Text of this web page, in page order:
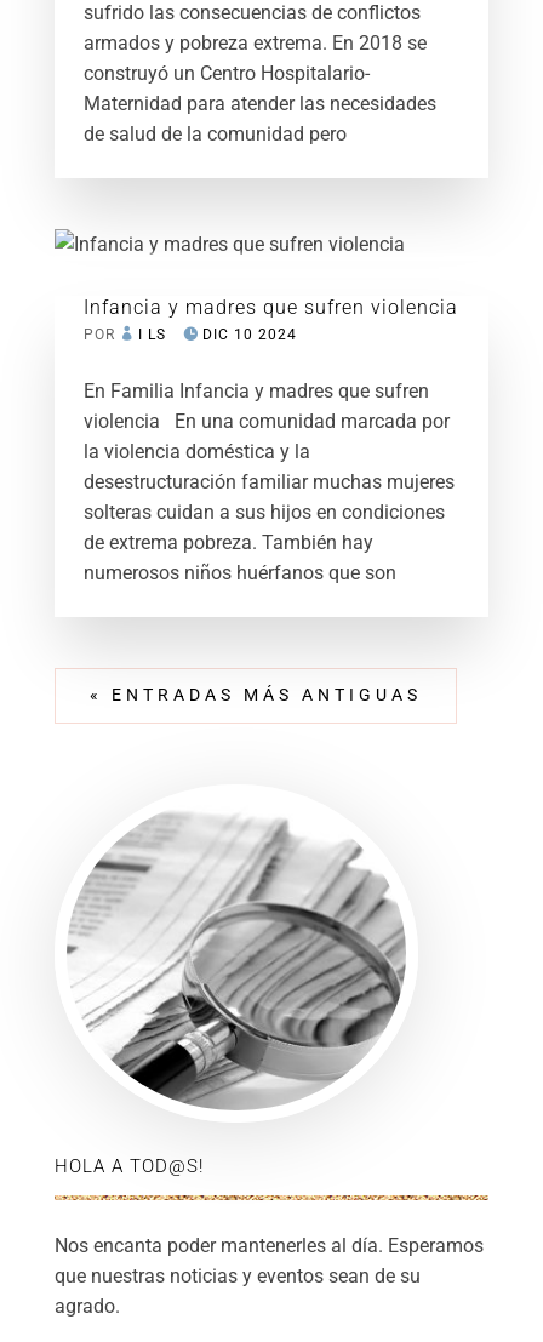
sufrido las consecuencias de conflictos
armados y pobreza extrema. En 2018 se
construyó un Centro Hospitalario-
Maternidad para atender las necesidades
de salud de la comunidad pero
Infancia y madres que sufren violencia
POR I LS DIC 10 2024
En Familia Infancia y madres que sufren
violencia En una comunidad marcada por
la violencia doméstica y la
desestructuración familiar muchas mujeres
solteras cuidan a sus hijos en condiciones
de extrema pobreza. También hay
numerosos niños huérfanos que son
« ENTRADAS MÁS ANTIGUAS
HOLA A TOD@S!
Nos encanta poder mantenerles al día. Esperamos
que nuestras noticias y eventos sean de su
agrado.